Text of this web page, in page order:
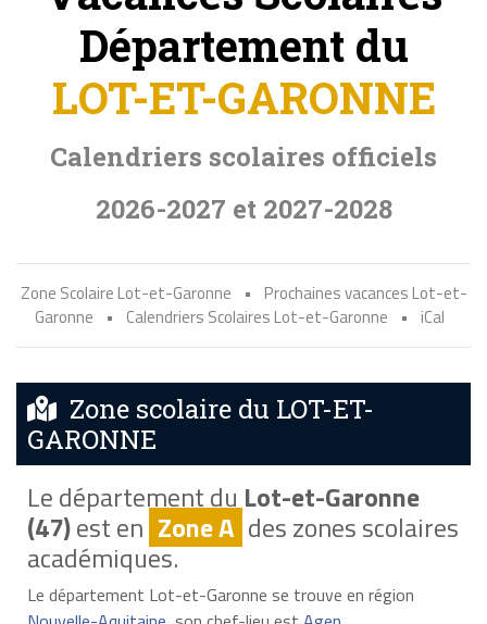
Département du
LOT-ET-GARONNE
Calendriers scolaires officiels
2026-2027 et 2027-2028
Zone Scolaire Lot-et-Garonne •
Prochaines vacances Lot-et-
Garonne
• Calendriers Scolaires Lot-et-Garonne • iCal
Zone scolaire du LOT-ET-
GARONNE
Le département du Lot-et-Garonne
(47)est en Zone A des zones scolaires
académiques.
Le département Lot-et-Garonne se trouve en région